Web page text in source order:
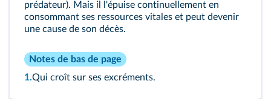
prédateur). Mais il l'épuise continuellement en
consommant ses ressources vitales et peut devenir
une cause de son décès.
Notes de bas de page
1.Qui croît sur ses excréments.